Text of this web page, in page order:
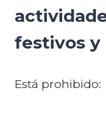
festivos y
Está prohibido: